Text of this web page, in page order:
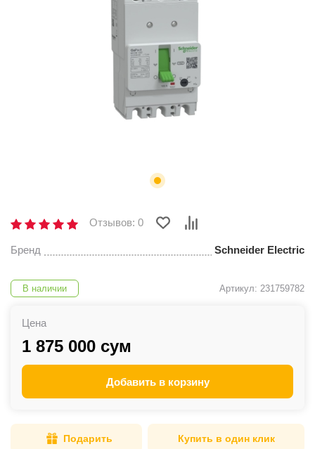
Отзывов: 0
Бренд Schneider Electric
В наличии Артикул: 231759782
Цена
1 875 000 сум
Добавить в корзину
Подарить Купить в один клик